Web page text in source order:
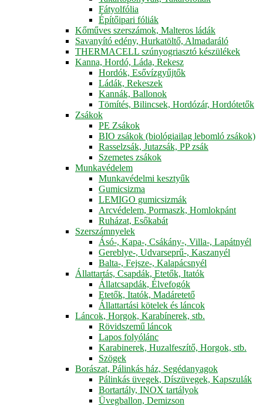
Fátyolfólia
Építőipari fóliák
Kőműves szerszámok, Malteros ládák
Savanyító edény, Hurkatöltő, Almadaráló
THERMACELL szúnyogriasztó készülékek
Kanna, Hordó, Láda, Rekesz
Hordók, Esővízgyűjtők
Ládák, Rekeszek
Kannák, Ballonok
Tömítés, Bilincsek, Hordózár, Hordótetők
Zsákok
PE Zsákok
BIO zsákok (biológiailag lebomló zsákok)
Rasselzsák, Jutazsák, PP zsák
Szemetes zsákok
Munkavédelem
Munkavédelmi kesztyűk
Gumicsizma
LEMIGO gumicsizmák
Arcvédelem, Pormaszk, Homlokpánt
Ruházat, Esőkabát
Szerszámnyelek
Ásó-, Kapa-, Csákány-, Villa-, Lapátnyél
Gereblye-, Udvarseprű-, Kaszanyél
Balta-, Fejsze-, Kalapácsnyél
Állattartás, Csapdák, Etetők, Itatók
Állatcsapdák, Élvefogók
Etetők, Itatók, Madáretető
Állattartási kötelek és láncok
Láncok, Horgok, Karabínerek, stb.
Rövidszemű láncok
Lapos folyólánc
Karabinerek, Huzalfeszítő, Horgok, stb.
Szögek
Borászat, Pálinkás ház, Segédanyagok
Pálinkás üvegek, Díszüvegek, Kapszulák
Bortartály, INOX tartályok
Üvegballon, Demizson